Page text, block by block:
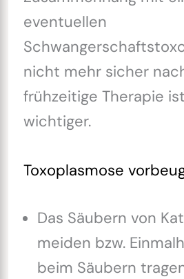
eventuellen
nicht mehr sicher
frühzeitige Therapie
wichtiger.
Toxoplasmose
Das Säubern von
meiden bzw.
beim Säubern